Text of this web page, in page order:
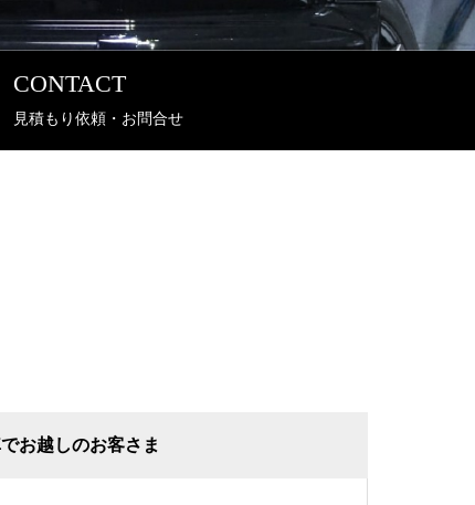
CONTACT
見積もり依頼・お問合せ
お越しのお客さま